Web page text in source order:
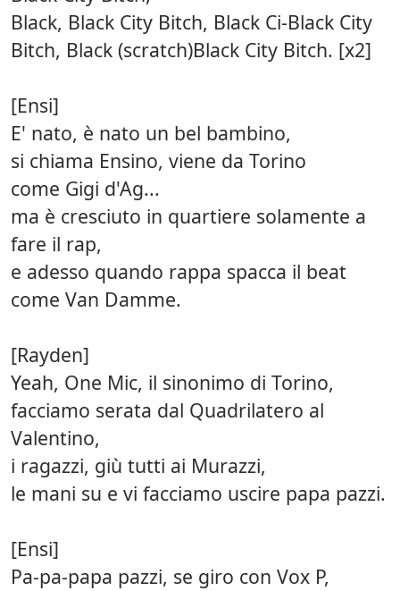
Black, Black City Bitch, Black Ci-Black City
Bitch, Black (scratch)Black City Bitch. [x2]
[Ensi]
E' nato, è nato un bel bambino,
si chiama Ensino, viene da Torino
come Gigi d'Ag...
ma è cresciuto in quartiere solamente a
fare il rap,
e adesso quando rappa spacca il beat
come Van Damme.
[Rayden]
Yeah, One Mic, il sinonimo di Torino,
facciamo serata dal Quadrilatero al
Valentino,
i ragazzi, giù tutti ai Murazzi,
le mani su e vi facciamo uscire papa pazzi.
[Ensi]
Pa-pa-papa pazzi, se giro con Vox P,